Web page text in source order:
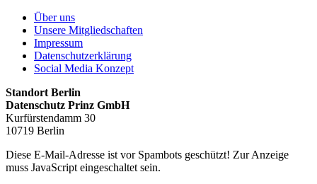
Über uns
Unsere Mitgliedschaften
Impressum
Datenschutzerklärung
Social Media Konzept
Standort Berlin
Datenschutz Prinz GmbH
Kurfürstendamm 30
10719 Berlin
Diese E-Mail-Adresse ist vor Spambots geschützt! Zur Anzeige
muss JavaScript eingeschaltet sein.